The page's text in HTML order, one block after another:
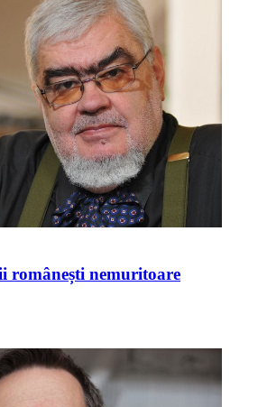
românești nemuritoare